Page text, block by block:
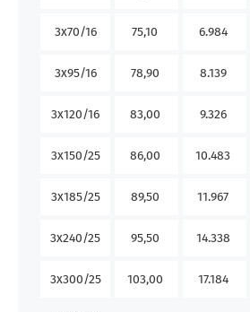
3x70/16 75,10 6.984
3x95/16 78,90 8.139
3x120/16 83,00 9.326
3x150/25 86,00 10.483
3x185/25 89,50 11.967
3x240/25 95,50 14.338
3x300/25 103,00 17.184